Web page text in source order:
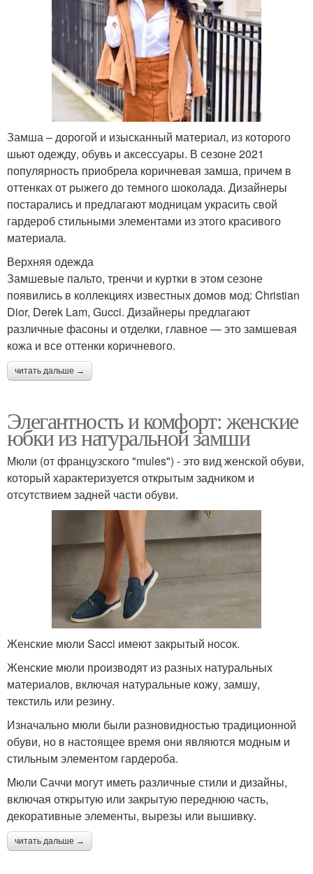
Замша – дорогой и изысканный материал, из которого
шьют одежду, обувь и аксессуары. В сезоне 2021
популярность приобрела коричневая замша, причем в
оттенках от рыжего до темного шоколада. Дизайнеры
постарались и предлагают модницам украсить свой
гардероб стильными элементами из этого красивого
материала.
Верхняя одежда
Замшевые пальто, тренчи и куртки в этом сезоне
появились в коллекциях известных домов мод: Christian
Dior, Derek Lam, Gucci. Дизайнеры предлагают
различные фасоны и отделки, главное — это замшевая
кожа и все оттенки коричневого.
читать дальше →
Элегантность и комфорт: женские
юбки из натуральной замши
Мюли (от французского "mules") - это вид женской обуви,
который характеризуется открытым задником и
отсутствием задней части обуви.
Женские мюли Sacci имеют закрытый носок.
Женские мюли производят из разных натуральных
материалов, включая натуральные кожу, замшу,
текстиль или резину.
Изначально мюли были разновидностью традиционной
обуви, но в настоящее время они являются модным и
стильным элементом гардероба.
Мюли Саччи могут иметь различные стили и дизайны,
включая открытую или закрытую переднюю часть,
декоративные элементы, вырезы или вышивку.
читать дальше →